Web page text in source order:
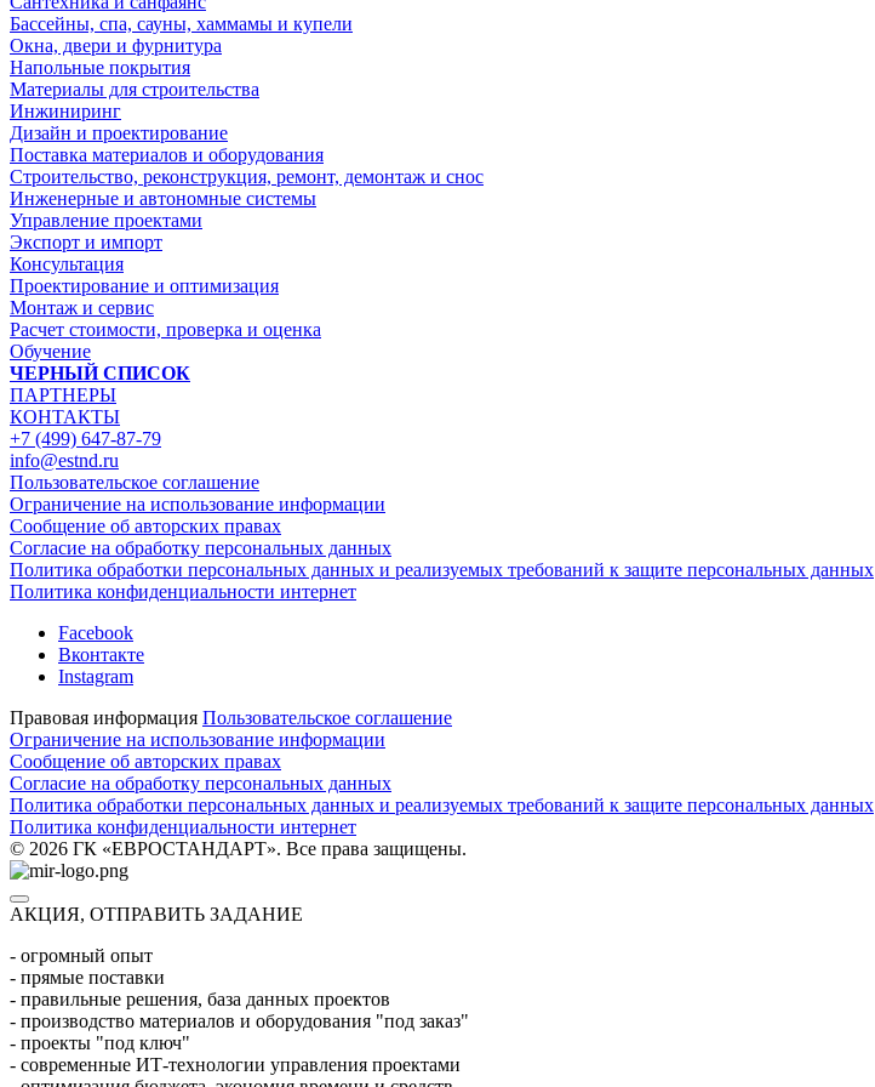
Бассейны, спа, сауны, хаммамы и купели
Окна, двери и фурнитура
Напольные покрытия
Материалы для строительства
Инжиниринг
Дизайн и проектирование
Поставка материалов и оборудования
Строительство, реконструкция, ремонт, демонтаж и снос
Инженерные и автономные системы
Управление проектами
Экспорт и импорт
Консультация
Проектирование и оптимизация
Монтаж и сервис
Расчет стоимости, проверка и оценка
Обучение
ЧЕРНЫЙ СПИСОК
ПАРТНЕРЫ
КОНТАКТЫ
+7 (499) 647-87-79
info@estnd.ru
Пользовательское соглашение
Ограничение на использование информации
Сообщение об авторских правах
Согласие на обработку персональных данных
Политика обработки персональных данных и реализуемых требований к защите персональных данных
Политика конфиденциальности интернет
Facebook
Вконтакте
Instagram
Правовая информация Пользовательское соглашение
Ограничение на использование информации
Сообщение об авторских правах
Согласие на обработку персональных данных
Политика обработки персональных данных и реализуемых требований к защите персональных данных
Политика конфиденциальности интернет
© 2026 ГК «ЕВРОСТАНДАРТ». Все права защищены.
АКЦИЯ, ОТПРАВИТЬ ЗАДАНИЕ
- огромный опыт
- прямые поставки
- правильные решения, база данных проектов
- производство материалов и оборудования "под заказ"
- проекты "под ключ"
- современные ИТ-технологии управления проектами